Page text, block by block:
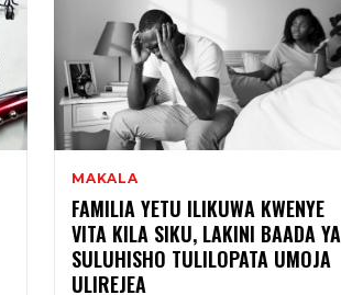
MAKALA
FAMILIA YETU ILIKUWA KWENYE
VITA KILA SIKU, LAKINI BAADA YA
SULUHISHO TULILOPATA UMOJA
ULIREJEA